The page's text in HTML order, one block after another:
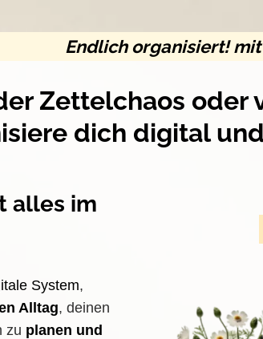
Endlich organisiert!
Zettelchaos oder
dich digital
alles im
System,
Alltag, deinen
zu planen und